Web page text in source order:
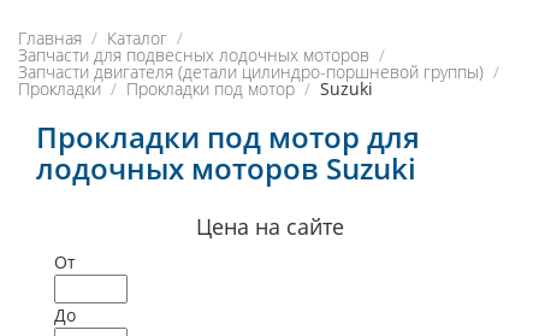
Главная Каталог
Запчасти для подвесных лодочных моторов
Запчасти двигателя (детали цилиндро-поршневой группы)
Прокладки Прокладки под мотор Suzuki
Прокладки под мотор для
лодочных моторов Suzuki
Цена на сайте
От
До